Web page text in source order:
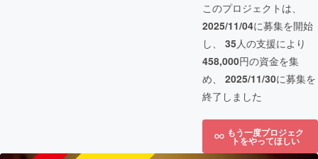
このプロジェクトは、
2025/11/04に募集を開始
し、 35人の支援により
458,000円の資金を集
め、 2025/11/30に募集を
終了しました
もう一度プロジェク
トをやってほしい